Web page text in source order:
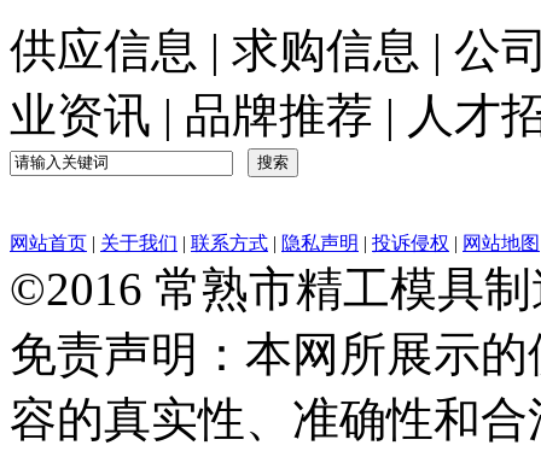
供应信息 | 求购信息 | 公
业资讯 | 品牌推荐 | 人才
网站首页 关于我们 联系方式 隐私声明 投诉侵权 网站地图
©2016 常熟市精工模具
免责声明：本网所展示
容的真实性、准确性和